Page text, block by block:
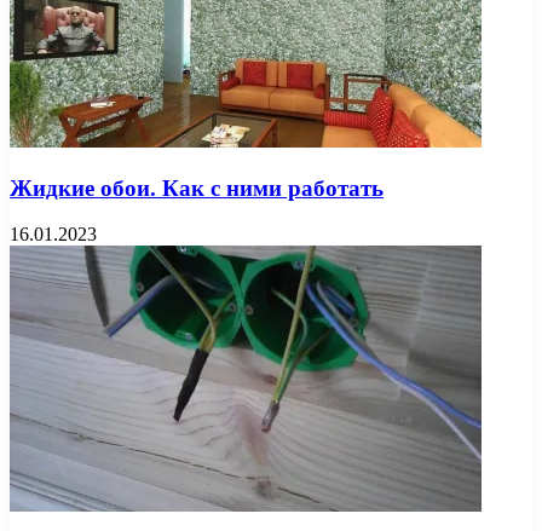
Жидкие обои. Как с ними работать
16.01.2023